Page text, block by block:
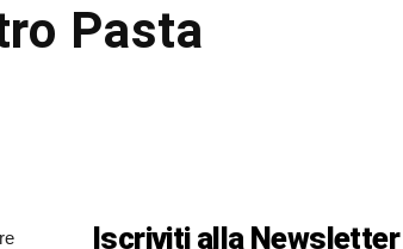
Pasta
Iscriviti alla Newsletter